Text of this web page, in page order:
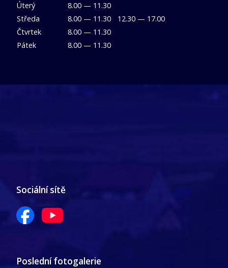
Úterý
8.00 — 11.30
Středa
8.00 — 11.30
12.30 — 17.00
Čtvrtek
8.00 — 11.30
Pátek
8.00 — 11.30
Sociální sítě
Poslední fotogalerie